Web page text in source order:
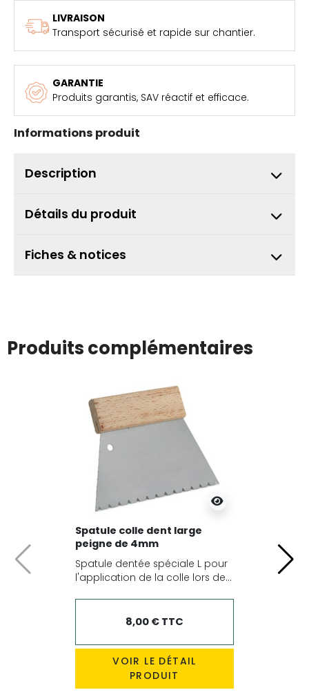
LIVRAISON
Transport sécurisé et rapide sur chantier.
GARANTIE
Produits garantis, SAV réactif et efficace.
Informations produit
Description
Détails du produit
Fiches & notices
Produits complémentaires
Spatule colle dent large
peigne de 4mm
Spatule dentée spéciale L pour
l'application de la colle lors de...
8,00 € TTC
VOIR LE DÉTAIL
PRODUIT
Précédent